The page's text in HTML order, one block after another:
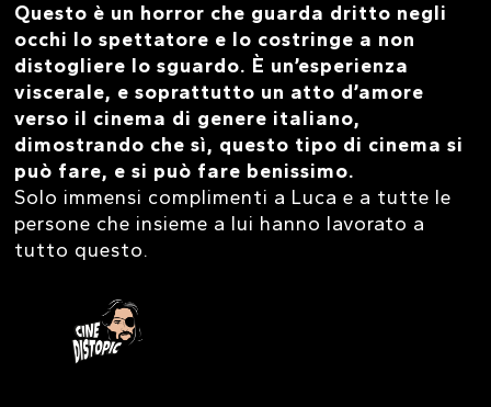
Questo è un horror che guarda dritto negli
occhi lo spettatore e lo costringe a non
distogliere lo sguardo. È un’esperienza
viscerale, e soprattutto un atto d’amore
verso il cinema di genere italiano,
dimostrando che sì, questo tipo di cinema si
può fare, e si può fare benissimo.
Solo immensi complimenti a Luca e a tutte le
persone che insieme a lui hanno lavorato a
tutto questo.